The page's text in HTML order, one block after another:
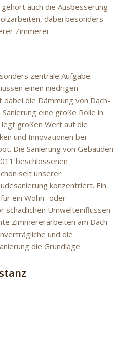
auch die Ausbesserung
dabei besonders
Zimmerei.
zentrale Aufgabe:
einen niedrigen
die Dämmung von Dach-
eine große Rolle in
großen Wert auf die
und Innovationen bei
Die Sanierung von Gebäuden
beschlossenen
seit unserer
konzentriert. Ein
ein Wohn- oder
schädlichen Umwelteinflüssen
Zimmererarbeiten am Dach
und die
die Grundlage.